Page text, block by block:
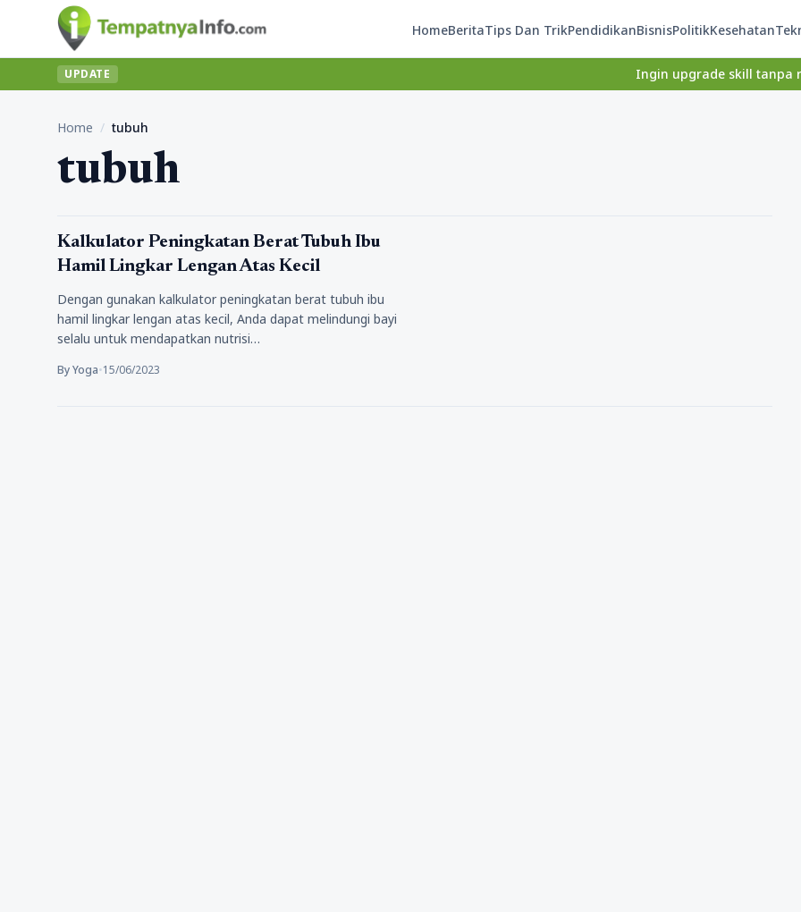
HomeBeritaTips Dan TrikPendidikanBisnisPolitikKesehatan
UPDATE Ingin upgrade skill tanpa ribet?
Home / tubuh
tubuh
Uncategorized
Kalkulator Peningkatan Berat Tubuh Ibu
Hamil Lingkar Lengan Atas Kecil
Dengan gunakan kalkulator peningkatan berat tubuh ibu
hamil lingkar lengan atas kecil, Anda dapat melindungi bayi
selalu untuk mendapatkan nutrisi…
By Yoga•15/06/2023